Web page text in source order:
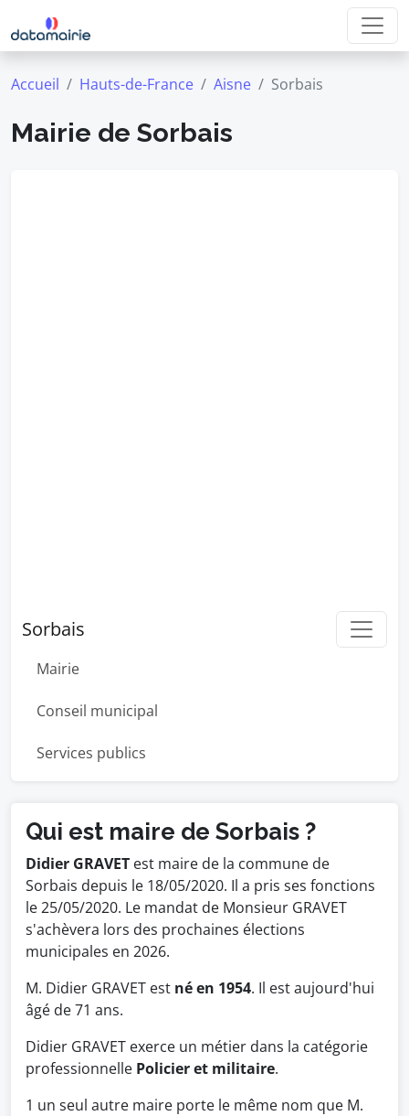
Accueil Hauts-de-France Aisne Sorbais
Mairie de Sorbais
Sorbais
Mairie
Conseil municipal
Services publics
Qui est maire de Sorbais ?
Didier GRAVET est maire de la commune de
Sorbais depuis le 18/05/2020. Il a pris ses fonctions
le 25/05/2020. Le mandat de Monsieur GRAVET
s'achèvera lors des prochaines élections
municipales en 2026.
M. Didier GRAVET est né en 1954. Il est aujourd'hui
âgé de 71 ans.
Didier GRAVET exerce un métier dans la catégorie
professionnelle Policier et militaire.
1 un seul autre maire porte le même nom que M.